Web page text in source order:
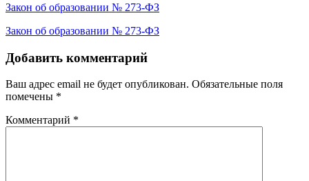
Закон об образовании № 273-ФЗ
Закон об образовании № 273-ФЗ
Добавить комментарий
Ваш адрес email не будет опубликован. Обязательные поля
помечены *
Комментарий *